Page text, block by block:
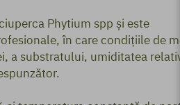
Phytium spp și este
în care condițiile de
a substratului, umiditatea